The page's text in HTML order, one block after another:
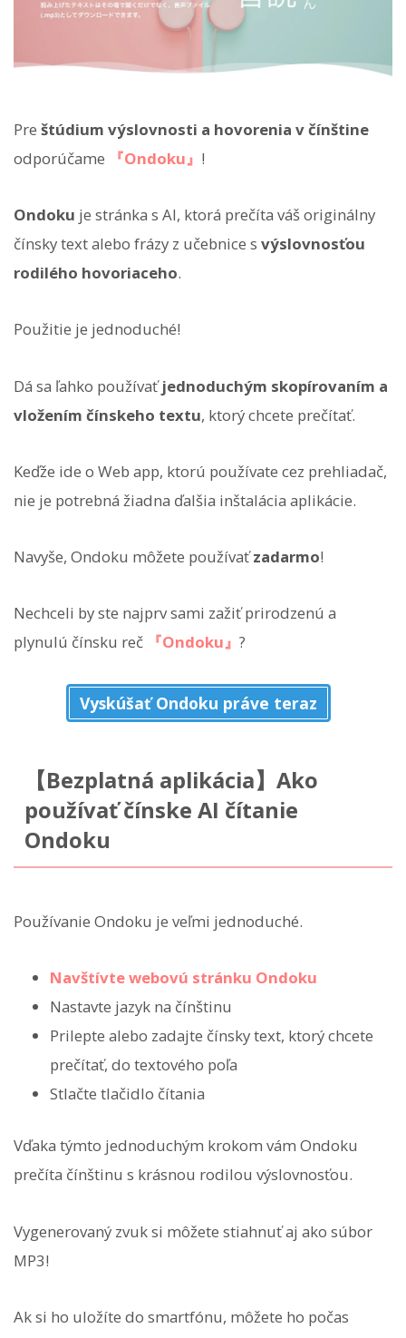
Pre štúdium výslovnosti a hovorenia v čínštine
odporúčame
『Ondoku』 !
Ondoku je stránka s AI, ktorá prečíta váš originálny
čínsky text alebo frázy z učebnice s výslovnosťou
rodilého hovoriaceho.
Použitie je jednoduché!
Dá sa ľahko používaťjednoduchým skopírovaním a
vložením čínskeho textu, ktorý chcete prečítať.
Keďže ide o Web app, ktorú používate cez prehliadač,
nie je potrebná žiadna ďalšia inštalácia aplikácie.
Navyše, Ondoku môžete používaťzadarmo!
Nechceli by ste najprv sami zažiť prirodzenú a
plynulú čínsku reč
『Ondoku』 ?
Vyskúšať Ondoku práve teraz
【Bezplatná aplikácia】Ako
používať čínske AI čítanie
Ondoku
Používanie Ondoku je veľmi jednoduché.
Navštívte webovú stránku Ondoku
Nastavte jazyk na čínštinu
Prilepte alebo zadajte čínsky text, ktorý chcete
prečítať, do textového poľa
Stlačte tlačidlo čítania
Vďaka týmto jednoduchým krokom vám Ondoku
prečíta čínštinu s krásnou rodilou výslovnosťou.
Vygenerovaný zvuk si môžete stiahnuť aj ako súbor
MP3!
Ak si ho uložíte do smartfónu, môžete ho počas